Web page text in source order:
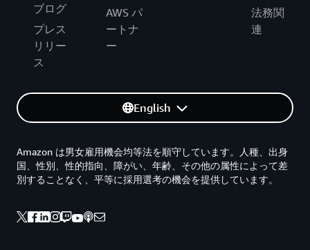
ブログ
プレス
リリー
ス
AWS パ
ートナ
ー
法務関
連
English
Amazon は男女雇用機会均等法を順守しています。人種、出身
国、性別、性的指向、障がい、年齢、その他の属性によって差
別することなく、平等に採用選考の機会を提供しています。